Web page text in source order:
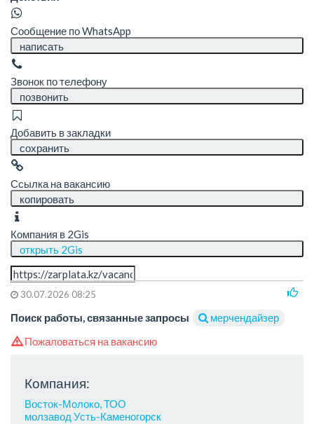
Сообщение по WhatsApp
написать
Звонок по телефону
позвонить
Добавить в закладки
сохранить
Ссылка на вакансию
копировать
Компания в 2Gis
открыть 2Gis
30.07.2026 08:25
Поиск работы, связанные запросы
мерчендайзер
Пожаловаться на вакансию
Компания:
Восток-Молоко, ТОО
молзавод Усть-Каменогорск